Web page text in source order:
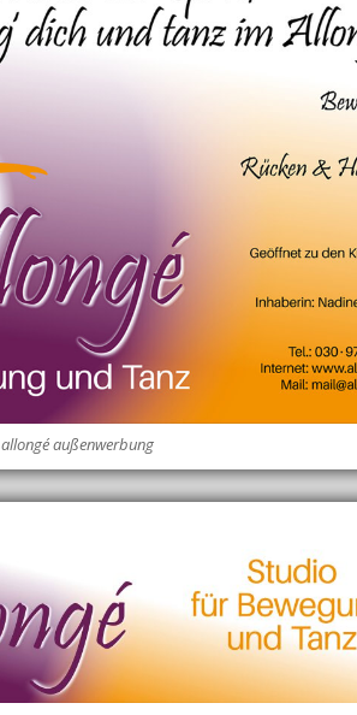
allongé außenwerbung